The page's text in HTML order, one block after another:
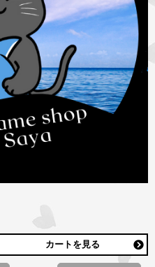
カートを見る